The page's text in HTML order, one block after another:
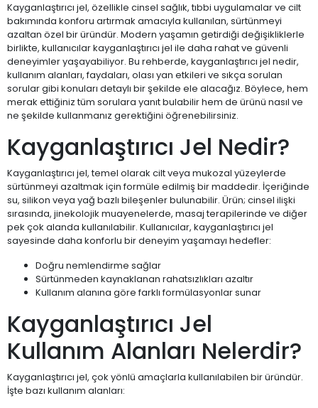
Kayganlaştırıcı jel, özellikle cinsel sağlık, tıbbi uygulamalar ve cilt
bakımında konforu artırmak amacıyla kullanılan, sürtünmeyi
azaltan özel bir üründür. Modern yaşamın getirdiği değişikliklerle
birlikte, kullanıcılar kayganlaştırıcı jel ile daha rahat ve güvenli
deneyimler yaşayabiliyor. Bu rehberde, kayganlaştırıcı jel nedir,
kullanım alanları, faydaları, olası yan etkileri ve sıkça sorulan
sorular gibi konuları detaylı bir şekilde ele alacağız. Böylece, hem
merak ettiğiniz tüm sorulara yanıt bulabilir hem de ürünü nasıl ve
ne şekilde kullanmanız gerektiğini öğrenebilirsiniz.
Kayganlaştırıcı Jel Nedir?
Kayganlaştırıcı jel, temel olarak cilt veya mukozal yüzeylerde
sürtünmeyi azaltmak için formüle edilmiş bir maddedir. İçeriğinde
su, silikon veya yağ bazlı bileşenler bulunabilir. Ürün; cinsel ilişki
sırasında, jinekolojik muayenelerde, masaj terapilerinde ve diğer
pek çok alanda kullanılabilir. Kullanıcılar, kayganlaştırıcı jel
sayesinde daha konforlu bir deneyim yaşamayı hedefler:
Doğru nemlendirme sağlar
Sürtünmeden kaynaklanan rahatsızlıkları azaltır
Kullanım alanına göre farklı formülasyonlar sunar
Kayganlaştırıcı Jel
Kullanım Alanları Nelerdir?
Kayganlaştırıcı jel, çok yönlü amaçlarla kullanılabilen bir üründür.
İşte bazı kullanım alanları: